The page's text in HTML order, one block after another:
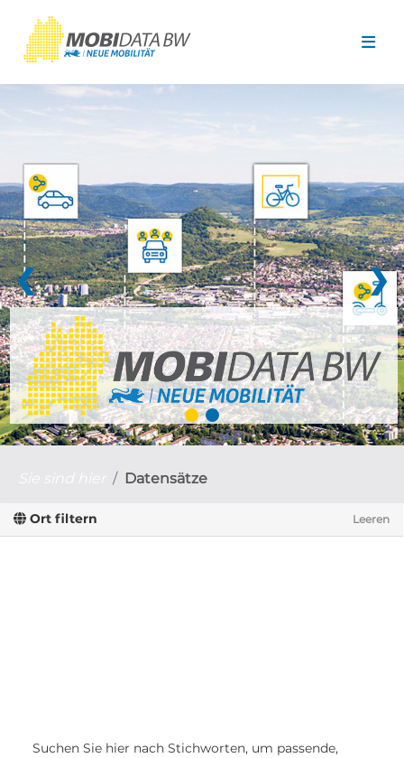
❮ ❯
Datensätze
Ort filtern Leeren
Suchen Sie hier nach Stichworten, um passende,